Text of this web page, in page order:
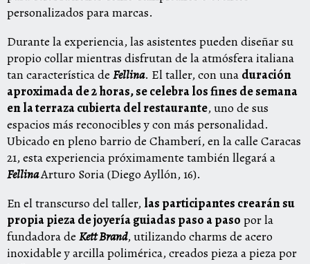
personalizados para marcas.
Durante la experiencia, las asistentes pueden diseñar su
propio collar mientras disfrutan de la atmósfera italiana
tan característica de Fellina. El taller, con una duración
aproximada de 2 horas, se celebra los fines de semana
en la terraza cubierta del restaurante, uno de sus
espacios más reconocibles y con más personalidad.
Ubicado en pleno barrio de Chamberí, en la calle Caracas
21, esta experiencia próximamente también llegará a
FellinaArturo Soria (Diego Ayllón, 16).
En el transcurso del taller, las participantes crearán su
propia pieza de joyería guiadas paso a paso por la
fundadora de Kett Brand, utilizando charms de acero
inoxidable y arcilla polimérica, creados pieza a pieza por